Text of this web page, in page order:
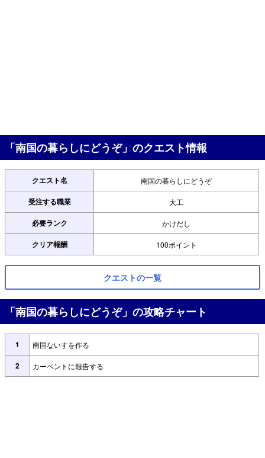
「南国の暮らしにどうぞ」のクエスト情報
クエスト名 南国の暮らしにどうぞ
受注する職業 大工
必要ランク かけだし
クリア報酬 100ポイント
クエストの一覧
「南国の暮らしにどうぞ」の攻略チャート
1 南国ないすを作る
2 カーペントに報告する